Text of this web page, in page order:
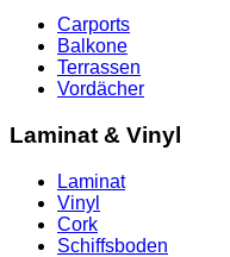
Carports
Balkone
Terrassen
Vordächer
Laminat & Vinyl
Laminat
Vinyl
Cork
Schiffsboden